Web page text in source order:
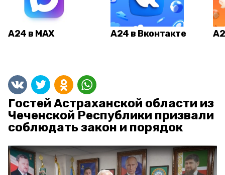
А24 в MAX А24 в Вконтакте
Гостей Астраханской области из
Чеченской Республики призвали
соблюдать закон и порядок